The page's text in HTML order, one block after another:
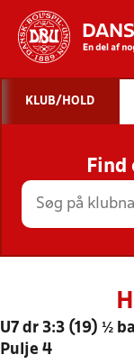
KLUB/HOLD
U7 dr 3:3 (19) ½
Pulje 4